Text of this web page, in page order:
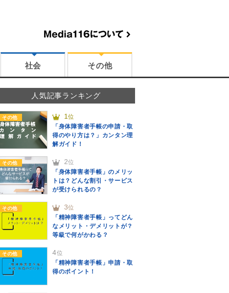
社会 その他
人気記事ランキング
その他 1位
「身体障害者手帳の申請・取
得のやり方は？」カンタン理
解ガイド！
その他 2位
「身体障害者手帳」のメリッ
トは？どんな割引・サービス
が受けられるの？
その他 3位
「精神障害者手帳」ってどん
なメリット・デメリットが？
等級で何がかわる？
その他 4位
「精神障害者手帳」申請・取
得のポイント！